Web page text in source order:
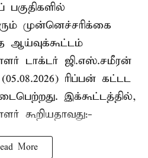
முன்னெச்சரிக்கை
ஆய்வுக்கூட்டம்
டாக்டர் ஜி.எஸ்.சமீரன்
ரிப்பன் கட்டட
இக்கூட்டத்தில்,
கூறியதாவது:-
More